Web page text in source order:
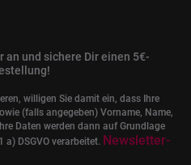
an und sichere Dir einen 5€-
willigen Sie damit ein, dass Ihre
(falls angegeben) Vorname, Name,
Daten werden dann auf Grundlage
a) DSGVO verarbeitet. Newsletter-